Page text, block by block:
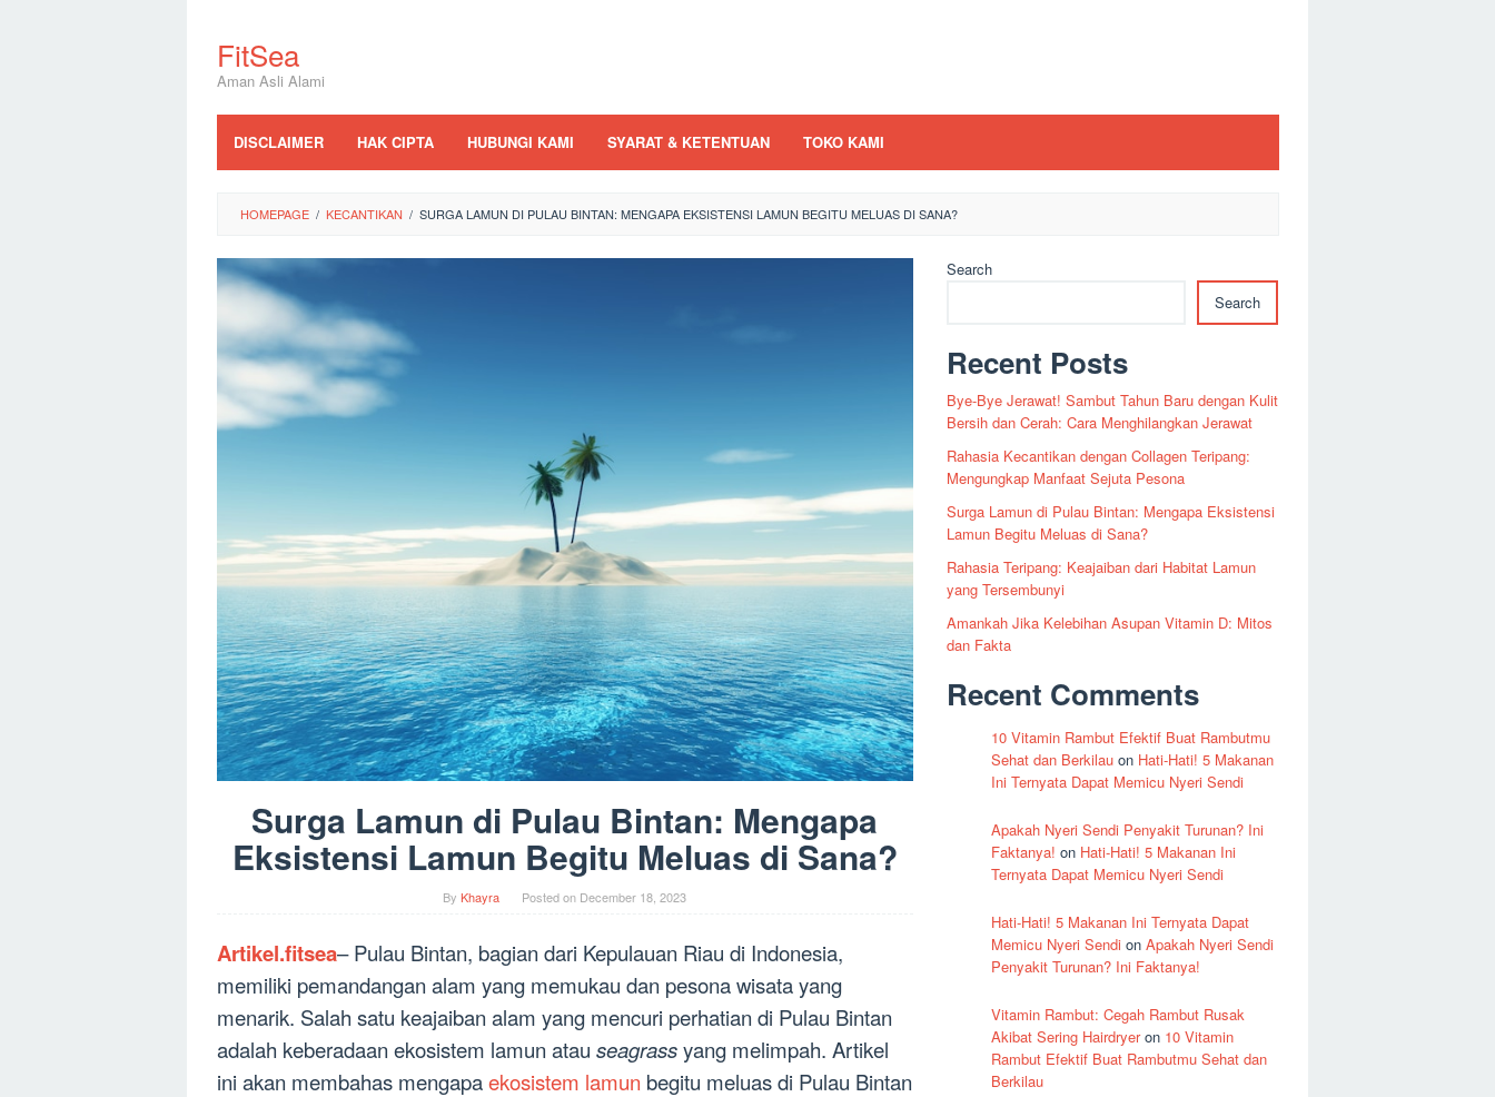
contentFitSea
Aman Asli Alami
DISCLAIMER HAK CIPTA HUBUNGI KAMI SYARAT & KETENTUAN TOKO KAMI
HOMEPAGE / KECANTIKAN / SURGA LAMUN DI PULAU BINTAN: MENGAPA EKSISTENSI LAMUN BEGITU MELUAS DI SANA?
Surga Lamun di Pulau Bintan: Mengapa
Eksistensi Lamun Begitu Meluas di Sana?
ByKhayra Posted on December 18, 2023
Artikel.fitsea– Pulau Bintan, bagian dari Kepulauan Riau di Indonesia,
memiliki pemandangan alam yang memukau dan pesona wisata yang
menarik. Salah satu keajaiban alam yang mencuri perhatian di Pulau Bintan
adalah keberadaan ekosistem lamun atau seagrassyang melimpah. Artikel
ini akan membahas mengapaekosistem lamun begitu meluas di Pulau Bintan
Search
Search
Recent Posts
Bye-Bye Jerawat! Sambut Tahun Baru dengan Kulit
Bersih dan Cerah: Cara Menghilangkan Jerawat
Rahasia Kecantikan dengan Collagen Teripang:
Mengungkap Manfaat Sejuta Pesona
Surga Lamun di Pulau Bintan: Mengapa Eksistensi
Lamun Begitu Meluas di Sana?
Rahasia Teripang: Keajaiban dari Habitat Lamun
yang Tersembunyi
Amankah Jika Kelebihan Asupan Vitamin D: Mitos
dan Fakta
Recent Comments
10 Vitamin Rambut Efektif Buat Rambutmu
Sehat dan Berkilau on Hati-Hati! 5 Makanan
Ini Ternyata Dapat Memicu Nyeri Sendi
Apakah Nyeri Sendi Penyakit Turunan? Ini
Faktanya! on Hati-Hati! 5 Makanan Ini
Ternyata Dapat Memicu Nyeri Sendi
Hati-Hati! 5 Makanan Ini Ternyata Dapat
Memicu Nyeri Sendi onApakah Nyeri Sendi
Penyakit Turunan? Ini Faktanya!
Vitamin Rambut: Cegah Rambut Rusak
Akibat Sering Hairdryeron 10 Vitamin
Rambut Efektif Buat Rambutmu Sehat dan
Berkilau